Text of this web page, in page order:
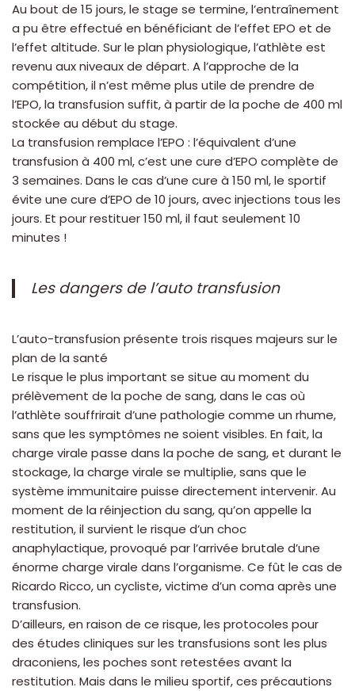
Au bout de 15 jours, le stage se termine, l’entraînement
a pu être effectué en bénéficiant de l’effet EPO et de
l’effet altitude. Sur le plan physiologique, l’athlète est
revenu aux niveaux de départ. A l’approche de la
compétition, il n’est même plus utile de prendre de
l’EPO, la transfusion suffit, à partir de la poche de 400 ml
stockée au début du stage.
La transfusion remplace l’EPO : l’équivalent d’une
transfusion à 400 ml, c’est une cure d’EPO complète de
3 semaines. Dans le cas d’une cure à 150 ml, le sportif
évite une cure d’EPO de 10 jours, avec injections tous les
jours. Et pour restituer 150 ml, il faut seulement 10
minutes !
Les dangers de l’auto transfusion
L’auto-transfusion présente trois risques majeurs sur le
plan de la santé
Le risque le plus important se situe au moment du
prélèvement de la poche de sang, dans le cas où
l’athlète souffrirait d’une pathologie comme un rhume,
sans que les symptômes ne soient visibles. En fait, la
charge virale passe dans la poche de sang, et durant le
stockage, la charge virale se multiplie, sans que le
système immunitaire puisse directement intervenir. Au
moment de la réinjection du sang, qu’on appelle la
restitution, il survient le risque d’un choc
anaphylactique, provoqué par l’arrivée brutale d’une
énorme charge virale dans l’organisme. Ce fût le cas de
Ricardo Ricco, un cycliste, victime d’un coma après une
transfusion.
D’ailleurs, en raison de ce risque, les protocoles pour
des études cliniques sur les transfusions sont les plus
draconiens, les poches sont retestées avant la
restitution. Mais dans le milieu sportif, ces précautions